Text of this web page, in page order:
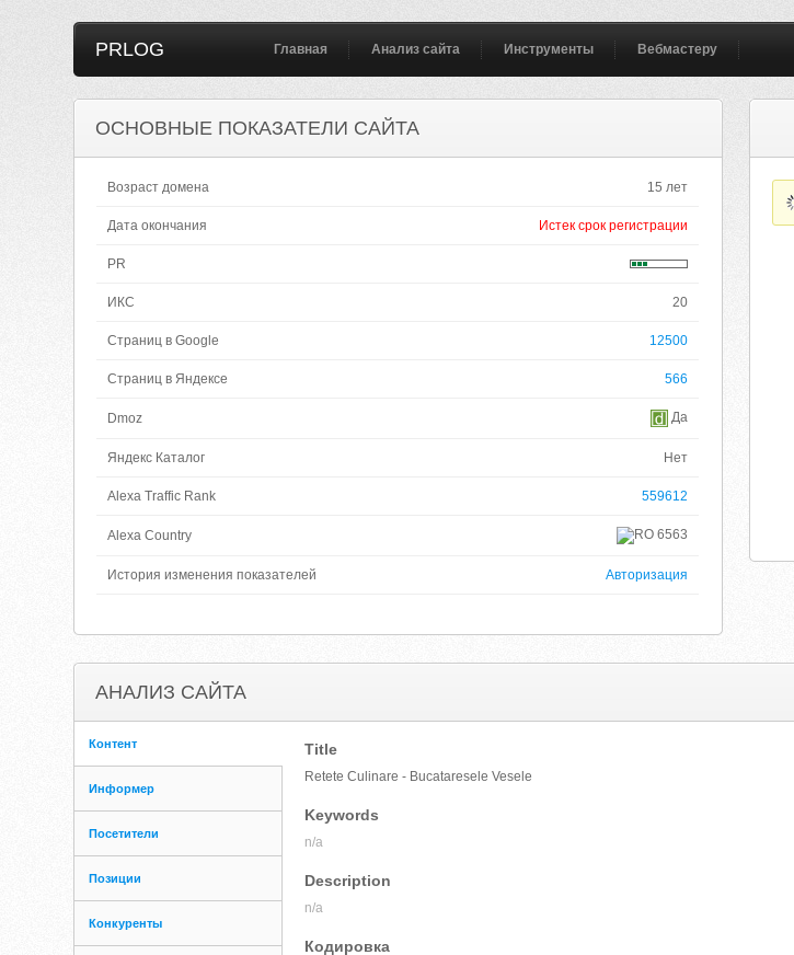
PRLOG Главная Анализ сайта Инструменты Вебмастеру
ОСНОВНЫЕ ПОКАЗАТЕЛИ САЙТА
Возраст домена 15 лет
Дата окончания Истек срок регистрации
PR
ИКС 20
Страниц в Google 12500
Страниц в Яндексе 566
Dmoz Да
Яндекс Каталог Нет
Alexa Traffic Rank 559612
Alexa Country 6563
История изменения показателей Авторизация
АНАЛИЗ САЙТА
Контент
Информер
Посетители
Позиции
Конкуренты
Title
Retete Culinare - Bucataresele Vesele
Keywords
n/a
Description
n/a
Кодировка